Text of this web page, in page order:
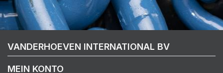
VANDERHOEVEN INTERNATIONAL BV
MEIN KONTO